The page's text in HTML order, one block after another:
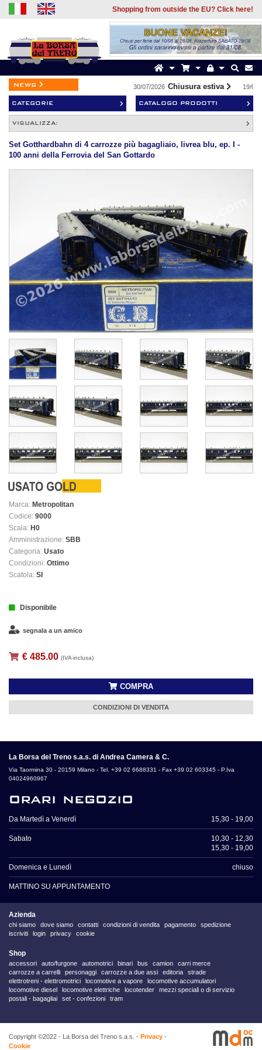
Shopping from outside the EU? Click here!
news 30/07/2026 Chiusura estiva 19/07/
CATEGORIE CATALOGO PRODOTTI
VISUALIZZA:
Set Gotthardbahn di 4 carrozze più bagagliaio, livrea blu, ep. I -
100 anni della Ferrovia del San Gottardo
Marca: Metropolitan
Codice: 9000
Scala: H0
Amministrazione: SBB
Categoria: Usato
Condizioni: Ottimo
Scatola: SI
Disponibile
segnala a un amico
€ 485.00 (IVA inclusa)
COMPRA
CONDIZIONI DI VENDITA
La Borsa del Treno s.a.s. di Andrea Camera & C.
Via Taormina 30 - 20159 Milano - Tel. +39 02 6688331 - Fax +39 02 603345 - P.Iva
04024960967
orari negozio
Da Martedì a Venerdì 15,30 - 19,00
Sabato
10,30 - 12,30
15,30 - 19,00
Domenica e Lunedì chiuso
MATTINO SU APPUNTAMENTO
Azienda
chi siamo dove siamo contatti condizioni di vendita pagamento
spedizione
iscriviti
login privacy cookie
Shop
accessori auto/furgone automotrici binari bus camion
carri merce
carrozze a carrelli
personaggi carrozze a due assi editoria
strade
elettrotreni - elettromotrici
locomotive a vapore
locomotive accumulatori
locomotive diesel
locomotive elettriche locotender
mezzi speciali o di servizio
postali - bagagliai
set - confezioni tram
Copyright ©2022 - La Borsa del Treno s.a.s. - Privacy -
Cookie